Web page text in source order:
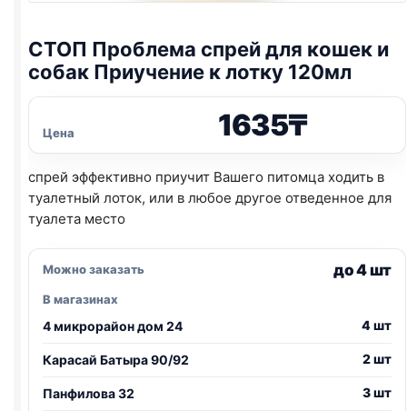
СТОП Проблема спрей для кошек и
собак Приучение к лотку 120мл
Цена 1635₸
спрей эффективно приучит Вашего питомца ходить в
туалетный лоток, или в любое другое отведенное для
туалета место
Можно заказать до 4 шт
В магазинах
4 микрорайон дом 24 4 шт
Карасай Батыра 90/92 2 шт
Панфилова 32 3 шт